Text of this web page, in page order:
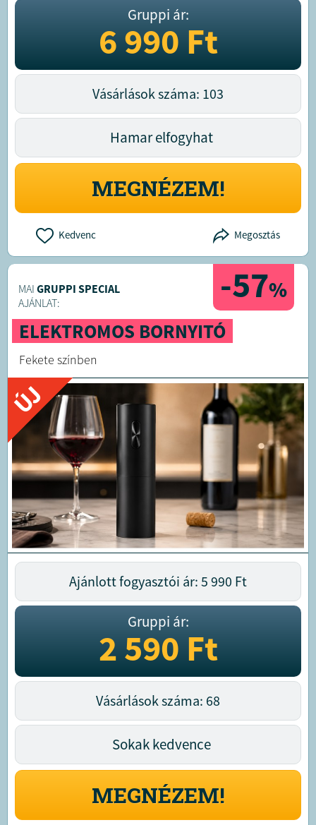
Gruppi ár:
6 990Ft
Vásárlások száma: 103
Hamar elfogyhat
MEGNÉZEM!
Kedvenc Megosztás
-57%
MAI GRUPPI SPECIAL
AJÁNLAT:
ELEKTROMOS BORNYITÓ
Fekete színben
ÚJ
Ajánlott fogyasztói ár: 5 990 Ft
Gruppi ár:
2 590Ft
Vásárlások száma: 68
Sokak kedvence
MEGNÉZEM!